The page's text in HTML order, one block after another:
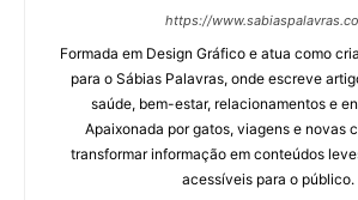
https://
Formada em Design Gráfico e atua como
para o Sábias Palavras, onde escreve
saúde, bem-estar, relacionamentos e
Apaixonada por gatos, viagens e novas
transformar informação em conteúdos
acessíveis para o público.